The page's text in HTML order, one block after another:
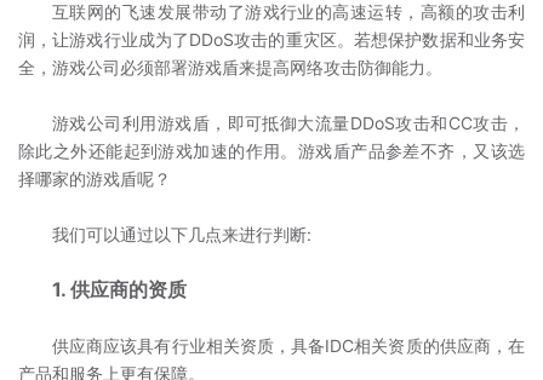
互联网的飞速发展带动了游戏行业的高速运转，高额的攻击利
润，让游戏行业成为了DDoS攻击的重灾区。若想保护数据和业务安
全，游戏公司必须部署游戏盾来提高网络攻击防御能力。
游戏公司利用游戏盾，即可抵御大流量DDoS攻击和CC攻击，
除此之外还能起到游戏加速的作用。游戏盾产品参差不齐，又该选
择哪家的游戏盾呢？
我们可以通过以下几点来进行判断:
1. 供应商的资质
供应商应该具有行业相关资质，具备IDC相关资质的供应商，在
产品和服务上更有保障。